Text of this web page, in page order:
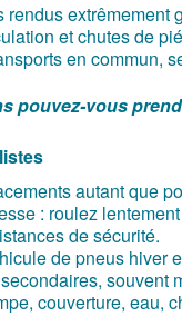
rendus extrêmement
et chutes de
en commun,
pouvez-vous
autant que
: roulez
de sécurité.
de pneus hiver
souvent
couverture, eau,